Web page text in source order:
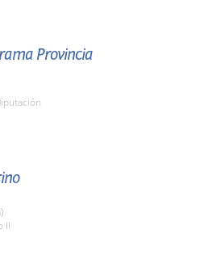
Provincia
II